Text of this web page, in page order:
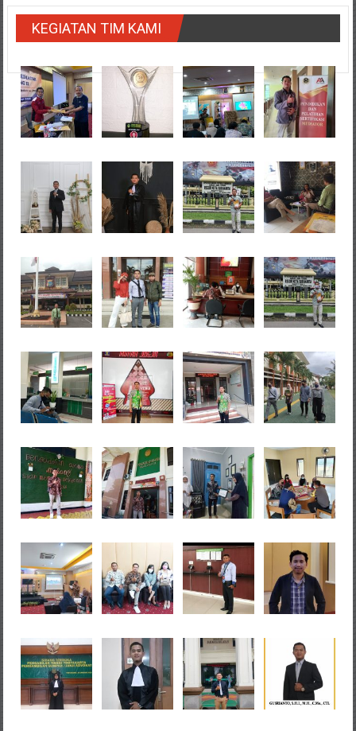
KEGIATAN TIM KAMI